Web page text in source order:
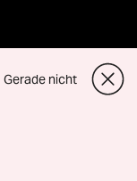
Gerade nicht